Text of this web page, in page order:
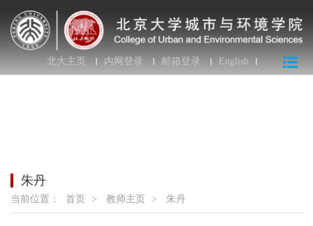
北大主页 内网登录 邮箱登录 English
朱丹
当前位置： 首页 > 教师主页 > 朱丹